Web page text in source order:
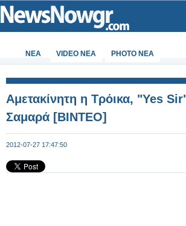
ΝΕΑ VIDEO NEA PHOTO NEA
Αμετακίνητη η Τρόικα, "Yes
Σαμαρά [ΒΙΝΤΕΟ]
2012-07-27 17:47:50